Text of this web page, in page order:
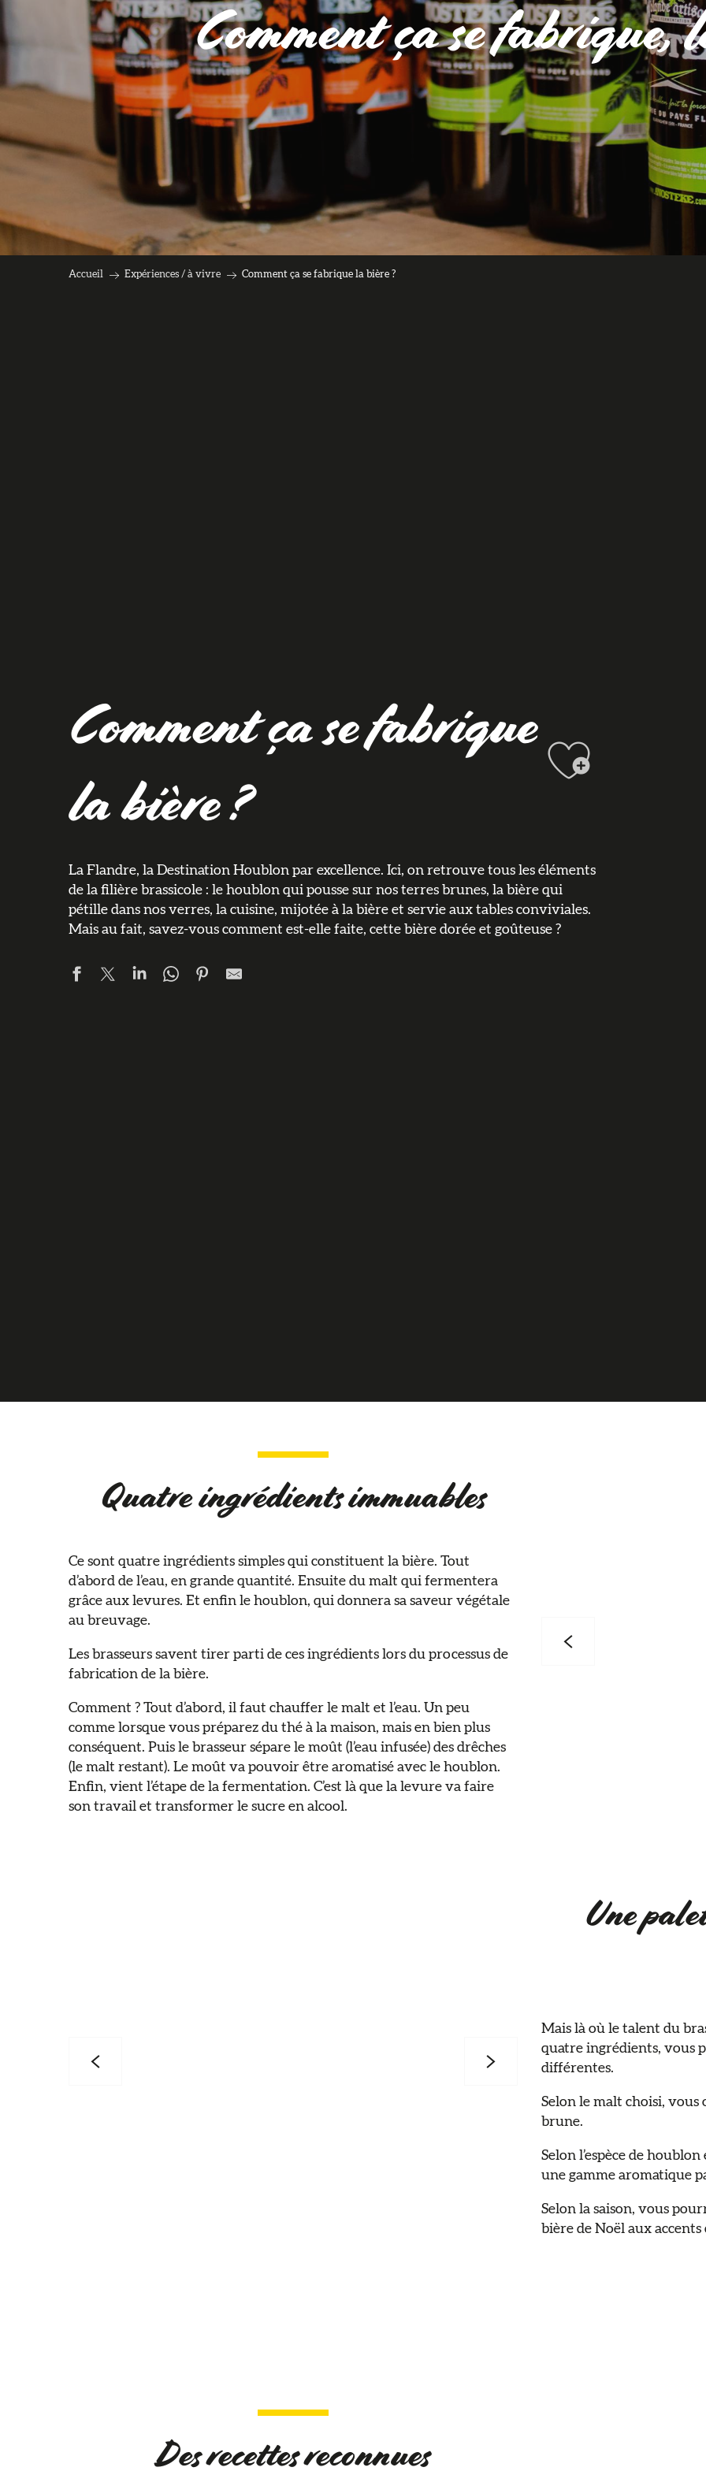
Comment ça se fabrique,
Accueil Expériences / à vivre Comment ça se fabrique la bière ?
Comment ça se fabrique
la bière ?
Ajouter
La Flandre, la Destination Houblon par excellence. Ici, on retrouve tous les éléments
de la filière brassicole : le houblon qui pousse sur nos terres brunes, la bière qui
pétille dans nos verres, la cuisine, mijotée à la bière et servie aux tables conviviales.
Mais au fait, savez-vous comment est-elle faite, cette bière dorée et goûteuse ?
Quatre ingrédients immuables
Ce sont quatre ingrédients simples qui constituent la bière. Tout
d’abord de l’eau, en grande quantité. Ensuite du malt qui fermentera
grâce aux levures. Et enfin le houblon, qui donnera sa saveur végétale
au breuvage.
Les brasseurs savent tirer parti de ces ingrédients lors du processus de
fabrication de la bière.
Comment ? Tout d’abord, il faut chauffer le malt et l’eau. Un peu
comme lorsque vous préparez du thé à la maison, mais en bien plus
conséquent. Puis le brasseur sépare le moût (l’eau infusée) des drêches
(le malt restant). Le moût va pouvoir être aromatisé avec le houblon.
Enfin, vient l’étape de la fermentation. C’est là que la levure va faire
son travail et transformer le sucre en alcool.
Une
Mais là où le talent du
quatre ingrédients, vous
différentes.
Selon le malt choisi,
brune.
Selon l’espèce de
une gamme aromatique
Selon la saison, vous
bière de Noël aux
Des recettes reconnues